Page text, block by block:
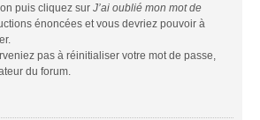
puis cliquez sur J’ai oublié mon mot de
énoncées et vous devriez pouvoir à
pas à réinitialiser votre mot de passe,
du forum.